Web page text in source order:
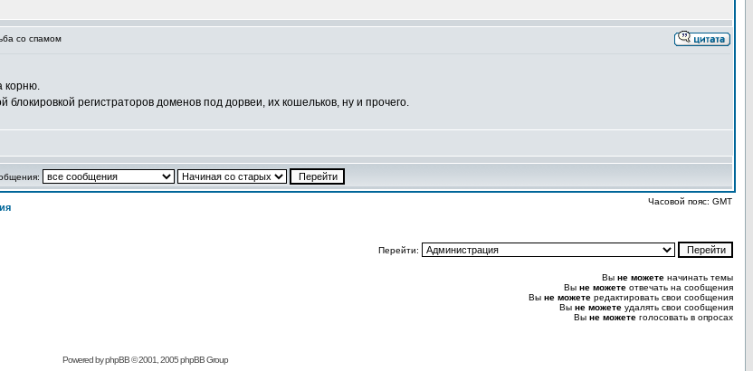
со спамом
корню.
регистраторов доменов под дорвеи, их кошельков, ну и прочего.
Часовой пояс: GMT
Перейти:
Вы не можете начинать темы
Вы не можете отвечать на сообщения
Вы не можете редактировать свои сообщения
Вы не можете удалять свои сообщения
Вы не можете голосовать в опросах
Powered byphpBB© 2001, 2005 phpBB Group